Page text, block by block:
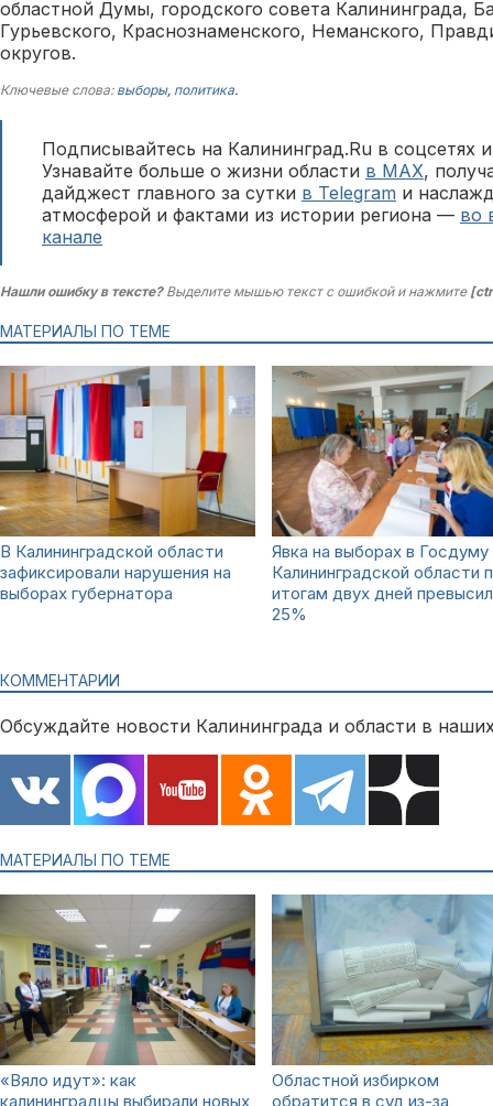
областной Думы, городского совета Калининграда,
Гурьевского, Краснознаменского, Неманского,
округов.
Ключевые слова: выборы, политика.
Подписывайтесь на Калининград.Ru в соцсетях
Узнавайте больше о жизни области в MAX,
дайджест главного за сутки в Telegram и
атмосферой и фактами из истории региона — во
канале
Нашли ошибку в тексте?Выделите мышью текст с ошибкой и нажмите
МАТЕРИАЛЫ ПО ТЕМЕ
В Калининградской области
зафиксировали нарушения на
выборах губернатора
Явка на выборах в Госдуму
Калининградской области
итогам двух дней
25%
КОММЕНТАРИИ
Обсуждайте новости Калининграда и области в
МАТЕРИАЛЫ ПО ТЕМЕ
«Вяло идут»: как
калининградцы выбирали новых
Областной избирком
обратится в суд из-за